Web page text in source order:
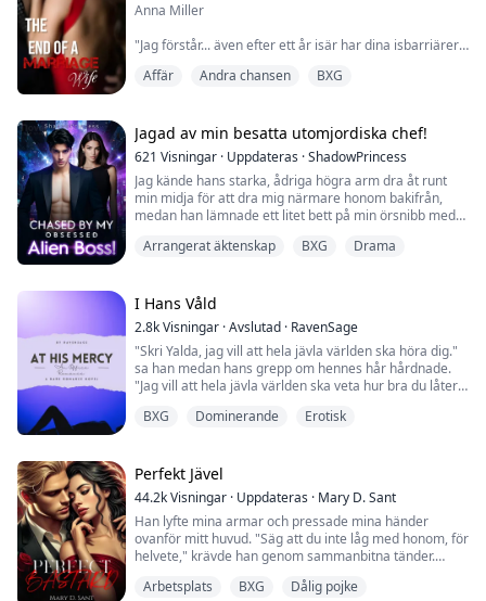
Anna Miller
"Jag förstår... även efter ett år isär har dina isbarriärer
med en svag antydan av aversion.
vara? För ett år sedan hade hon knappt lyckats fly från
cellen där han hade låst in henne - i hans förfäders
slott i Grekland... efte...
Affär Andra chansen BXG
Jagad av min besatta utomjordiska chef!
621 Visningar · Uppdateras ·ShadowPrincess
Jag kände hans starka, ådriga högra arm dra åt runt
min midja för att dra mig närmare honom bakifrån,
medan han lämnade ett litet bett på min örsnibb med
blyg nu? Är det inte det här du ville? Har du inte
"V-Vänta! V-Vad händer, Herrn!? V-Varför är vi så här!?
D-Det här är så fel...du är min chef och jag är...
Arrangerat äktenskap BXG Drama
I Hans Våld
2.8kVisningar ·Avslutad · RavenSage
"Skri Yalda, jag vill att hela jävla världen ska höra dig."
sa han medan hans grepp om hennes hår hårdnade.
"Jag vill att hela jävla världen ska veta hur bra du låter
dominerande man som visar sig vara en av de rikaste
och mest inflytelserika männen på kontinenten.
Desperat efter...
BXG Dominerande Erotisk
Perfekt Jävel
44.2kVisningar · Uppdateras · Mary D. Sant
Han lyfte mina armar och pressade mina händer
ovanför mitt huvud. "Säg att du inte låg med honom, för
helvete," krävde han genom sammanbitna tänder.
"Stick och brinn, din jävel!" fräste jag tillbaka och
Arbetsplats BXG Dålig pojke